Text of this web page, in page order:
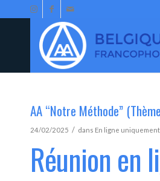
AA “Notre Méthode”
24/02/2025 / dans En ligne uniquement
Réunion en